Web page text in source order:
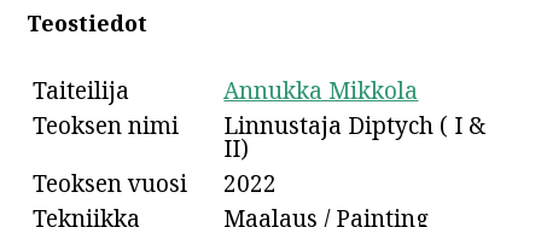
Teostiedot
Taiteilija
Annukka Mikkola
Teoksen nimi
Linnustaja Diptych ( I &
II)
Teoksen vuosi
2022
Tekniikka
Maalaus / Painting